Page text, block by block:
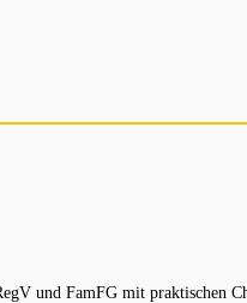
und FamFG mit praktischen